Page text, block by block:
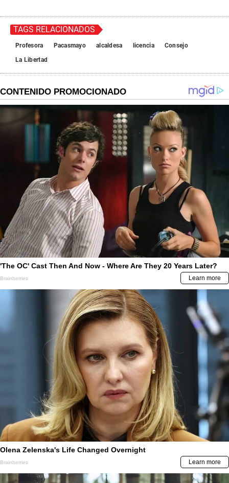
TAGS RELACIONADOS
Profesora Pacasmayo alcaldesa licencia
Consejo
La Libertad